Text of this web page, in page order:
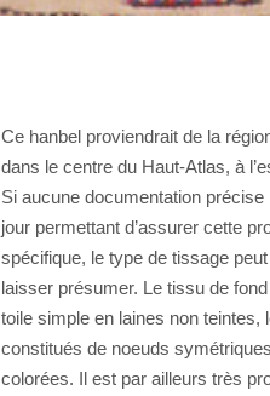
Ce hanbel proviendrait de la
dans le centre du Haut-Atlas, à
Si aucune documentation précise
jour permettant d’assurer cette
spécifique, le type de tissage
laisser présumer. Le tissu de
toile simple en laines non teintes,
constitués de noeuds
colorées. Il est par ailleurs très